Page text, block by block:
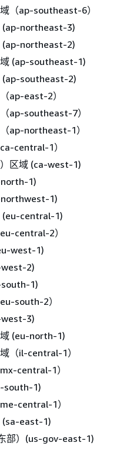
（ap-southeast-6）
(ap-northeast-3)
(ap-northeast-2)
(ap-southeast-1)
(ap-southeast-2)
ap-east-2）
ap-southeast-7）
ap-northeast-1）
central-1）
区域 (ca-west-1)
1)
northwest-1)
(eu-central-1)
central-2）
west-1)
west-2)
south-1)
south-2）
west-3)
(eu-north-1)
（il-central-1）
central-1）
south-1)
central-1）
(sa-east-1)
部）(us-gov-east-1)